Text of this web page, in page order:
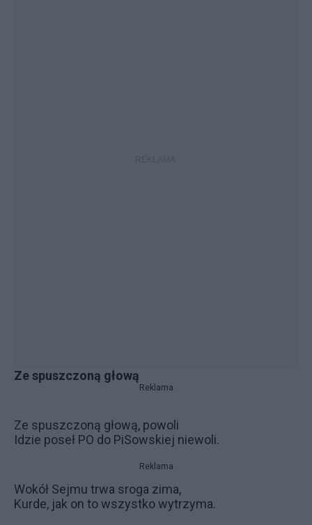
Ze spuszczoną głową
Reklama
Ze spuszczoną głową, powoli
Idzie poseł PO do PiSowskiej niewoli.
Reklama
Wokół Sejmu trwa sroga zima,
Kurde, jak on to wszystko wytrzyma.